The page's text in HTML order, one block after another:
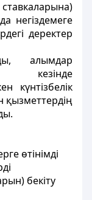
негіздемеге
деректер
алымдар
кезінде
күнтізбелік
қызметтердің
өтінімді
бекіту